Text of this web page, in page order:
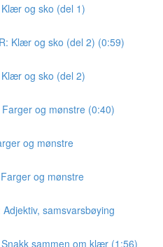
og sko (del 1)
Klær og sko (del 2) (0:59)
og sko (del 2)
og mønstre (0:40)
og mønstre
og mønstre
samsvarsbøying
sammen om klær (1:56)